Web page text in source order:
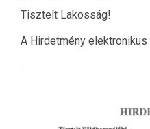
Tisztelt Lakosság!
A Hirdetmény